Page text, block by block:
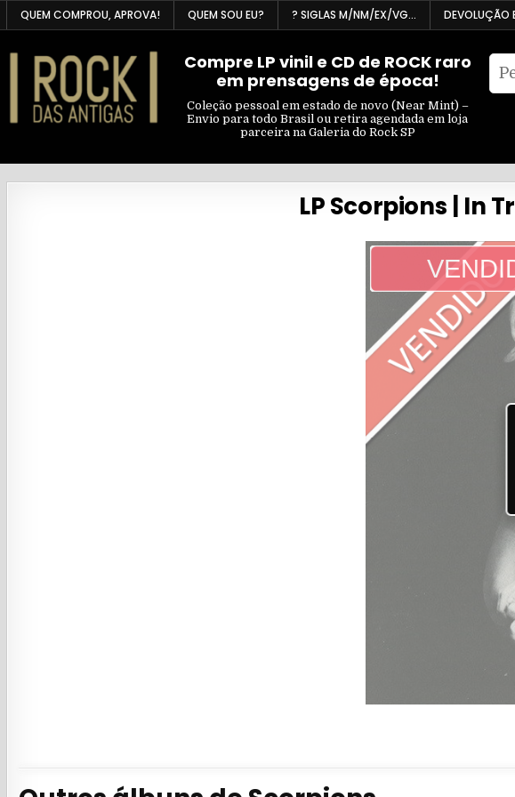
Skip
to
content
QUEM COMPROU, APROVA! QUEM SOU EU? ? SIGLAS M/NM/EX/VG… DEVOLUÇÃO
Compre LP vinil e CD de ROCK raro
em prensagens de época!
Coleção pessoal em estado de novo (Near Mint) –
Envio para todo Brasil ou retira agendada em loja
parceira na Galeria do Rock SP
LP Scorpions | In